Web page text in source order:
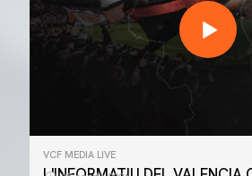
VCF MEDIA LIVE